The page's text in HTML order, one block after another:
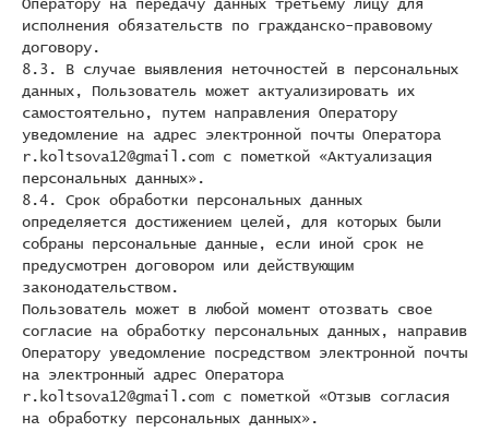
Оператору на передачу данных третьему лицу для
исполнения обязательств по гражданско-правовому
договору.
8.3. В случае выявления неточностей в персональных
данных, Пользователь может актуализировать их
самостоятельно, путем направления Оператору
уведомление на адрес электронной почты Оператора
r.koltsova12@gmail.com с пометкой «Актуализация
персональных данных».
8.4. Срок обработки персональных данных
определяется достижением целей, для которых были
собраны персональные данные, если иной срок не
предусмотрен договором или действующим
законодательством.
Пользователь может в любой момент отозвать свое
согласие на обработку персональных данных, направив
Оператору уведомление посредством электронной почты
на электронный адрес Оператора
r.koltsova12@gmail.com с пометкой «Отзыв согласия
на обработку персональных данных».